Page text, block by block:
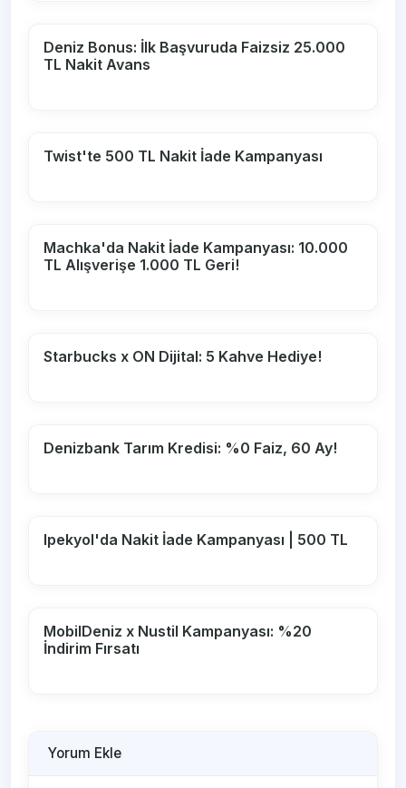
Deniz Bonus: İlk Başvuruda Faizsiz 25.000
TL Nakit Avans
Twist'te 500 TL Nakit İade Kampanyası
Machka'da Nakit İade Kampanyası: 10.000
TL Alışverişe 1.000 TL Geri!
Starbucks x ON Dijital: 5 Kahve Hediye!
Denizbank Tarım Kredisi: %0 Faiz, 60 Ay!
Ipekyol'da Nakit İade Kampanyası | 500 TL
MobilDeniz x Nustil Kampanyası: %20
İndirim Fırsatı
Yorum Ekle